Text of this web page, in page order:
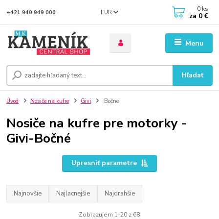
Menu
EUR
Hľadať
+421 940 949 000 0 ks
za 0 €
Úvod Nosiče na kufre Givi Bočné
Nosiče na kufre pre motorky -
Givi-Bočné
Upresniť parametre
Najnovšie Najlacnejšie Najdrahšie
Zobrazujem 1-20 z 68